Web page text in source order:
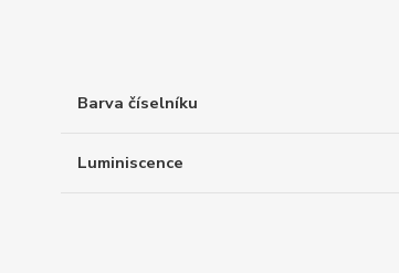
Barva číselníku
Luminiscence